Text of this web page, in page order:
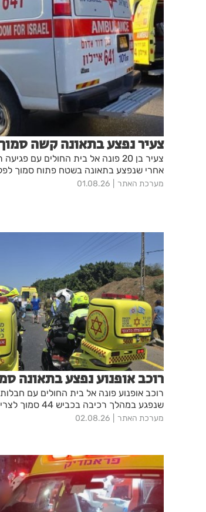
צעיר נפצע בתאונה קשה
צעיר בן 20 פונה אל בית החולים עם
אחרי שנפצע בתאונה בשטח פתוח סמוך
מערכת האתר 01.08.26
רוכב אופנוע נפצע בתאונה
רוכב אופנוע פונה אל בית החולים עם
שנפגע במהלך רכיבה בכביש 44 סמוך לצריפין
מערכת האתר 02.08.26